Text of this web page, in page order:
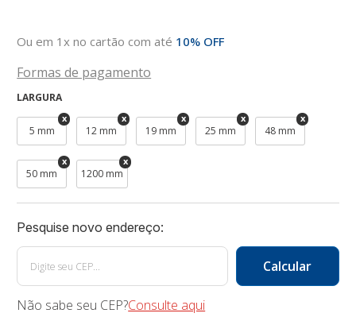
Ou em 1x no cartão com até 10% OFF
Formas de pagamento
LARGURA
5 mm 12 mm 19 mm 25 mm 48 mm
50 mm 1200 mm
Não sabe seu CEP?Consulte aqui